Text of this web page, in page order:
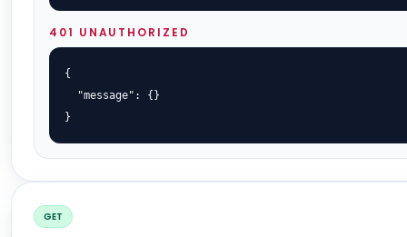
401 UNAUTHORIZED
{
  "message": {}
}
GET